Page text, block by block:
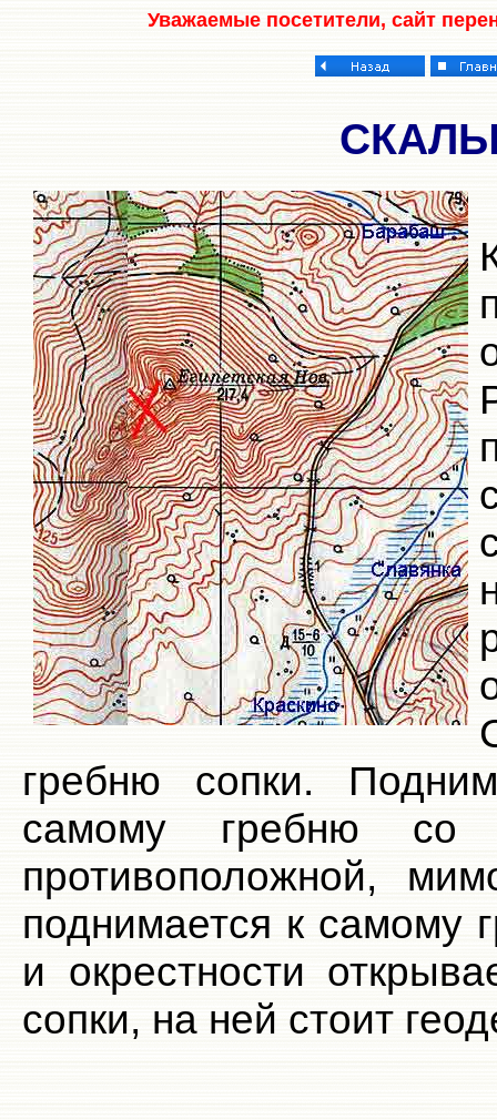
Уважаемые посетители, сайт
С
гребню сопки.
самому гребню
противоположной,
поднимается к самому
и окрестности
сопки, на ней стоит